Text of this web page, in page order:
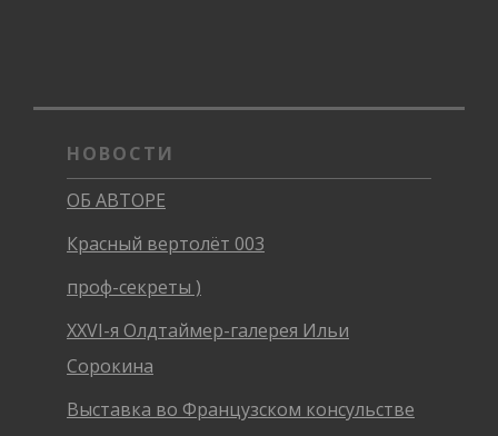
НОВОСТИ
ОБ АВТОРЕ
Красный вертолёт 003
проф-секреты )
XXVI-я Олдтаймер-галерея Ильи
Сорокина
Выставка во Французском консульстве